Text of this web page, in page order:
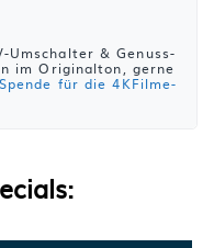
Umschalter & Genuss-
im Originalton, gerne
für die 4KFilme-